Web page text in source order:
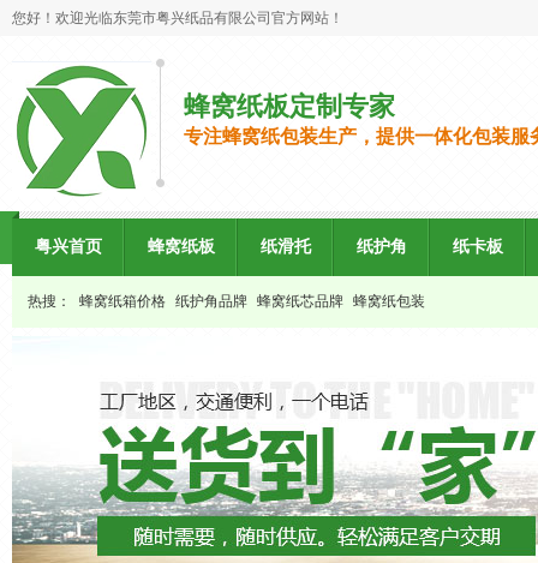
您好！欢迎光临东莞市粤兴纸品有限公司官方网站！
蜂窝纸板定制专家
专注蜂窝纸包装生产，提供一体化包装服
粤兴首页 蜂窝纸板 纸滑托 纸护角 纸卡板
热搜： 蜂窝纸箱价格 纸护角品牌 蜂窝纸芯品牌 蜂窝纸包装